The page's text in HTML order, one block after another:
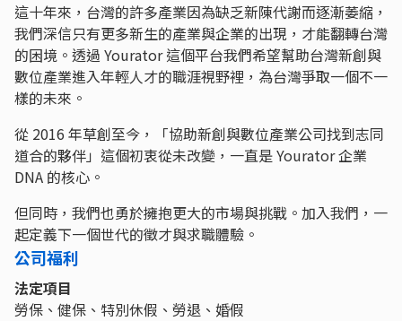
這十年來，台灣的許多產業因為缺乏新陳代謝而逐漸萎縮，
我們深信只有更多新生的產業與企業的出現，才能翻轉台灣
的困境。透過 Yourator 這個平台我們希望幫助台灣新創與
數位產業進入年輕人才的職涯視野裡，為台灣爭取一個不一
樣的未來。
從 2016 年草創至今，「協助新創與數位產業公司找到志同
道合的夥伴」這個初衷從未改變，一直是 Yourator 企業
DNA 的核心。
但同時，我們也勇於擁抱更大的市場與挑戰。加入我們，一
起定義下一個世代的徵才與求職體驗。
公司福利
法定項目
勞保、健保、特別休假、勞退、婚假